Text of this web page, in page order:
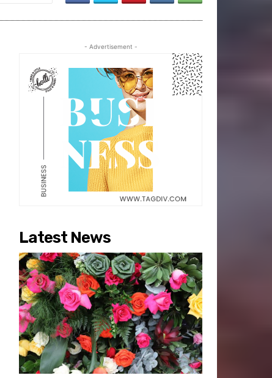
- Advertisement -
Latest News